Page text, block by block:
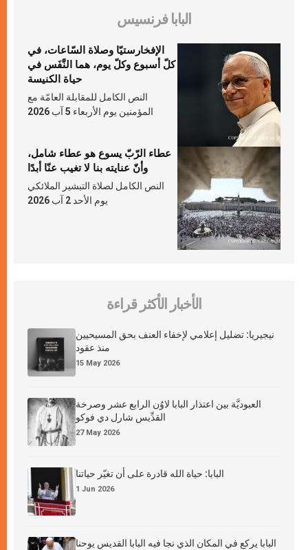
البابا فرنسيس
الإفخارستيّا وصلاة السّاعات، في
كلّ أسبوع وكلّ يوم، هما النَّفَس في
حياة الكنيسة
النص الكامل للمقابلة العامّة مع
المؤمنين يوم الأربعاء 5 آب 2026
عطاء الرّبّ يسوع هو عطاء شامل،
وأنّ عنايته بنا لا تغيب عنّا أبدًا
النص الكامل لصلاة التبشير الملائكي
يوم الأحد 2 آب 2026
الأخبار الأكثر قراءة
نيجيريا: تضليل إعلامي لإخفاء العنف بحق المسيحيين
منذ عقود
15 May 2026
العبوديَّة بين اعتذار البابا لاوُن الرابع عشر وصرخة
القدِّيس شارل دي فوكو
27 May 2026
البابا: حياة الله قادرة على أن تغيّر حياتنا
1 Jun 2026
البابا يركع في المكان الذي نجا فيه البابا القديس يوحنا